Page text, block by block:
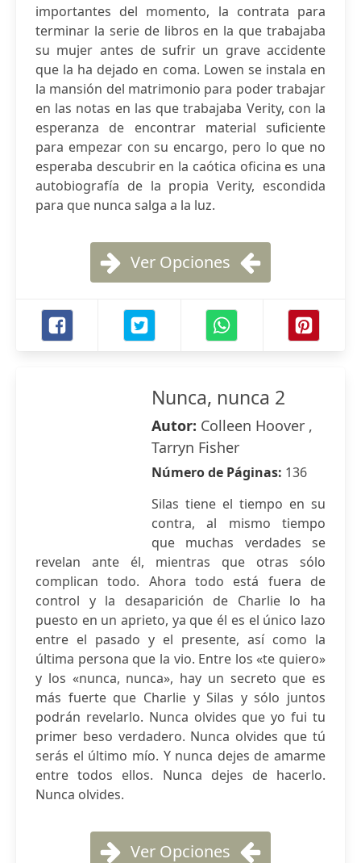
importantes del momento, la contrata para
terminar la serie de libros en la que trabajaba
su mujer antes de sufrir un grave accidente
que la ha dejado en coma. Lowen se instala en
la mansión del matrimonio para poder trabajar
en las notas en las que trabajaba Verity, con la
esperanza de encontrar material suficiente
para empezar con su encargo, pero lo que no
esperaba descubrir en la caótica oficina es una
autobiografía de la propia Verity, escondida
para que nunca salga a la luz.
Ver Opciones
Nunca, nunca 2
Autor: Colleen Hoover ,
Tarryn Fisher
Número de Páginas: 136
Silas tiene el tiempo en su
contra, al mismo tiempo
que muchas verdades se
revelan ante él, mientras que otras sólo
complican todo. Ahora todo está fuera de
control y la desaparición de Charlie lo ha
puesto en un aprieto, ya que él es el único lazo
entre el pasado y el presente, así como la
última persona que la vio. Entre los «te quiero»
y los «nunca, nunca», hay un secreto que es
más fuerte que Charlie y Silas y sólo juntos
podrán revelarlo. Nunca olvides que yo fui tu
primer beso verdadero. Nunca olvides que tú
serás el último mío. Y nunca dejes de amarme
entre todos ellos. Nunca dejes de hacerlo.
Nunca olvides.
Ver Opciones